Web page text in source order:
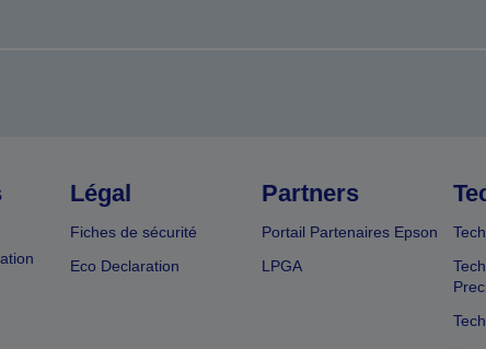
Légal
Fiches de sécurité
Eco Declaration
Partners
Portail Partenaires Epson
LPGA